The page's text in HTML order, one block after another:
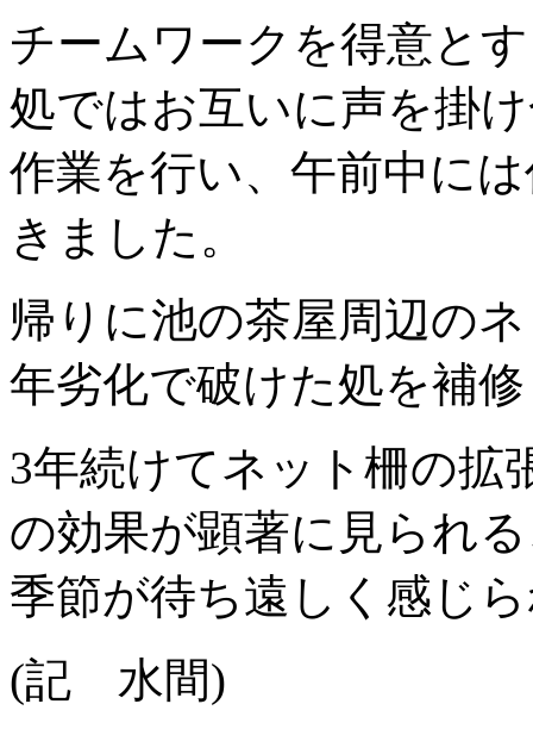
チームワークを得意と
処ではお互いに声を掛
作業を行い、午前中に
きました。
帰りに池の茶屋周辺の
年劣化で破けた処を補
3年続けてネット柵の拡
の効果が顕著に見られ
季節が待ち遠しく感じ
(記 水間)